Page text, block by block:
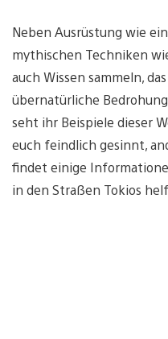
Neben Ausrüstung wie
mythischen Techniken
auch Wissen sammeln,
übernatürliche
seht ihr Beispiele dieser
euch feindlich gesinnt,
findet einige
in den Straßen Tokios